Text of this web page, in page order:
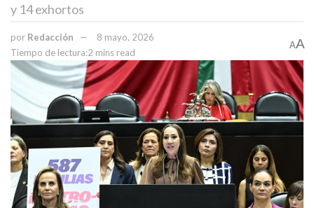
y 14 exhortos
por Redacción
8 mayo, 2026
Tiempo de lectura:2 mins read
AA